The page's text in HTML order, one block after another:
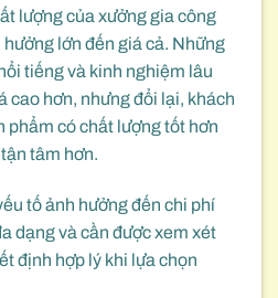
lượng của xưởng gia công
lớn đến giá cả. Những
tiếng và kinh nghiệm lâu
cao hơn, nhưng đổi lại, khách
phẩm có chất lượng tốt hơn
tâm hơn.
tố ảnh hưởng đến chi phí
dạng và cần được xem xét
định hợp lý khi lựa chọn